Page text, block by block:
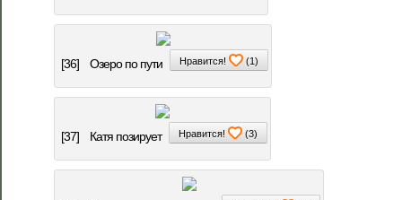
[36] Озеро по пути Нравится! (1)
[37] Катя позирует Нравится! (3)